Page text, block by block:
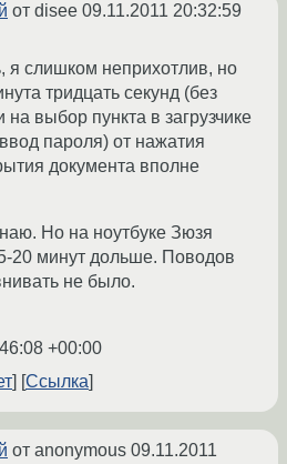
от disee 09.11.2011 20:32:59
я слишком неприхотлив, но
тридцать секунд (без
на выбор пункта в загрузчике
пароля) от нажатия
документа вполне
Но на ноутбуке Зюзя
20 минут дольше. Поводов
не было.
+00:00
Ссылка
от anonymous 09.11.2011